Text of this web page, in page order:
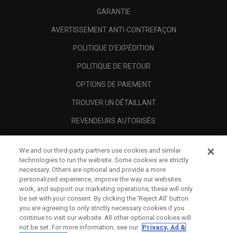
GARANTIE
AVERTISSEMENT ANTI-CONTREFAÇON
POLITIQUE D'EXPÉDITION
POLITIQUE DE RETOUR
OPTIONS DE PAIEMENT
TROUVER UN DÉTAILLANT
REVENDEURS AUTORISÉS
A PROPOS
MENTIONS LÉGALES
We and our third-party partners use cookies and similar
technologies to run the website. Some cookies are strictly
necessary. Others are optional and provide a more
personalized experience, improve the way our websites
work, and support our marketing operations; these will only
be set with your consent. By clicking the ‘Reject All' button
you are agreeing to only strictly necessary cookies if you
continue to visit our website. All other optional cookies will
not be set. For more information, see our Privacy, Ad &